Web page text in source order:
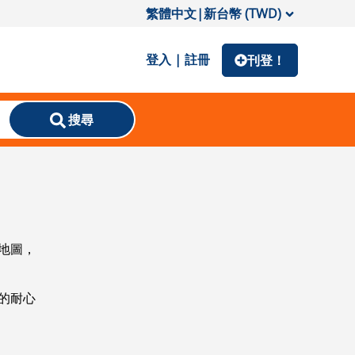
繁體中文|新台幣 (TWD)
登入 | 註冊 刊登！
搜尋
圖，
耐心